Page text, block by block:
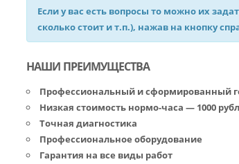
Если у вас есть вопросы то можно их
сколько стоит и т.п.), нажав на кнопку
НАШИ ПРЕИМУЩЕСТВА
Профессиональный и сформированный
Низкая стоимость нормо-часа — 1000
Точная диагностика
Профессиональное оборудование
Гарантия на все виды работ